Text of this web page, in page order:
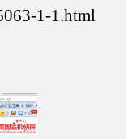
1-1.html